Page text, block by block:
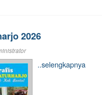
2026
..selengkapnya